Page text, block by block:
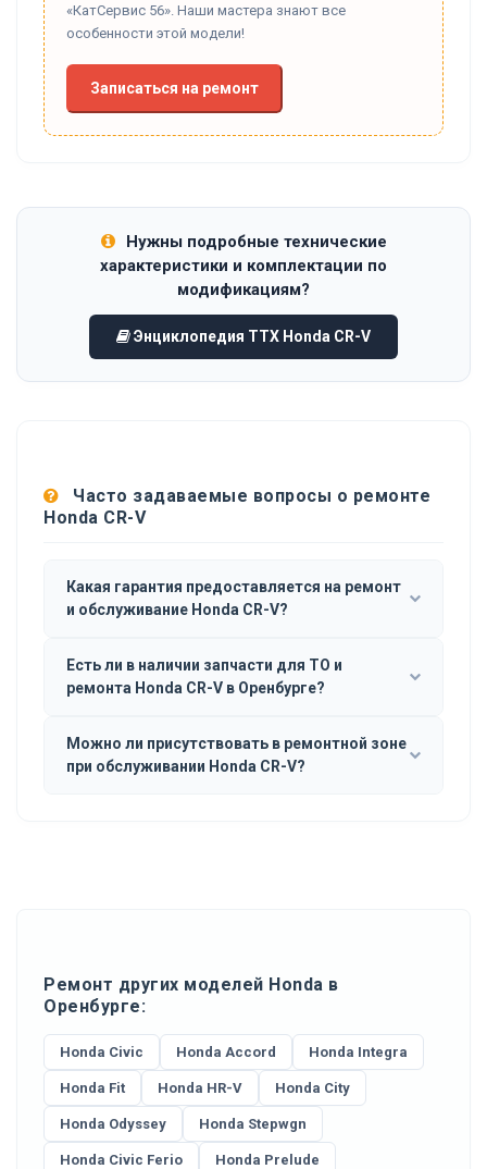
«КатСервис 56». Наши мастера знают все
особенности этой модели!
Записаться на ремонт
Нужны подробные технические
характеристики и комплектации по
модификациям?
Энциклопедия ТТХ Honda CR-V
Часто задаваемые вопросы о ремонте
Honda CR-V
Какая гарантия предоставляется на ремонт
и обслуживание Honda CR-V?
Есть ли в наличии запчасти для ТО и
ремонта Honda CR-V в Оренбурге?
Можно ли присутствовать в ремонтной зоне
при обслуживании Honda CR-V?
Ремонт других моделей Honda в
Оренбурге:
Honda Civic Honda Accord Honda Integra
Honda Fit Honda HR-V Honda City
Honda Odyssey Honda Stepwgn
Honda Civic Ferio Honda Prelude